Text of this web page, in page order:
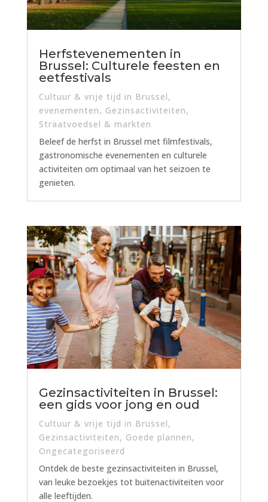
Herfstevenementen in
Brussel: Culturele feesten en
eetfestivals
Cultuur & vrije tijd in Brussel,
evenementen, Gezinsactiviteiten,
Straatvoedsel & markten
Beleef de herfst in Brussel met filmfestivals,
gastronomische evenementen en culturele
activiteiten om optimaal van het seizoen te
genieten.
Gezinsactiviteiten in Brussel:
een gids voor jong en oud
Cultuur & vrije tijd in Brussel,
Gezinsactiviteiten, Goede plannen,
Ongecategoriseerd
Ontdek de beste gezinsactiviteiten in Brussel,
van leuke bezoekjes tot buitenactiviteiten voor
alle leeftijden.